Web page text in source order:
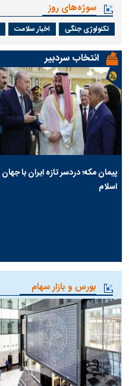
سوژه‌های روز
تکنولوژی جنگی اخبار سلامت
انتخاب سردبیر
پیمان مکه؛ دردسر تازه ایران با جهان
اسلام
بورس و بازار سهام